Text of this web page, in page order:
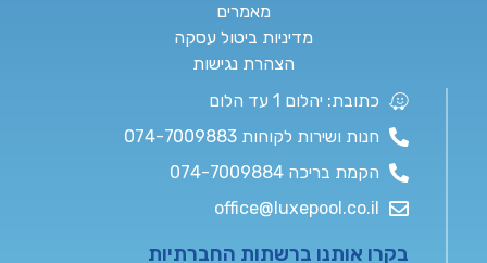
מאמרים
מדיניות ביטול עסקה
הצהרת נגישות
כתובת: יהלום 1 עד הלום
חנות ושירות לקוחות 074-7009883
הקמת בריכה 074-7009884
office@luxepool.co.il
בקרו אותנו ברשתות החברתיות